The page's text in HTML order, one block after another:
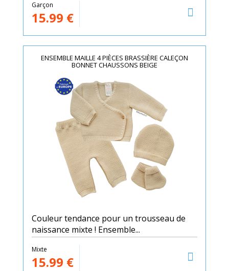
Garçon
15.99 €
ENSEMBLE MAILLE 4 PIÈCES BRASSIÈRE CALEÇON
BONNET CHAUSSONS BEIGE
Couleur tendance pour un trousseau de
naissance mixte ! Ensemble...
Mixte
15.99 €